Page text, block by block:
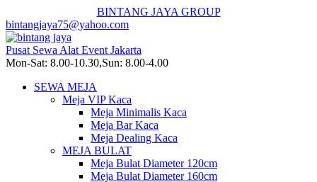
BINTANG JAYA GROUP
bintangjaya75@yahoo.com
Pusat Sewa Alat Event Jakarta
Mon-Sat: 8.00-10.30,Sun: 8.00-4.00
SEWA MEJA
Meja VIP Kaca
Meja Minimalis Kaca
Meja Bar Kaca
Meja Dealing Kaca
MEJA BULAT
Meja Bulat Diameter 120cm
Meja Bulat Diameter 160cm